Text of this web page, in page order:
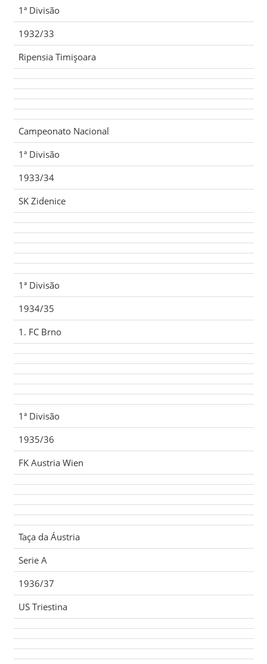
1ª Divisão
1932/33
Ripensia Timişoara
Campeonato Nacional
1ª Divisão
1933/34
SK Zidenice
1ª Divisão
1934/35
1. FC Brno
1ª Divisão
1935/36
FK Austria Wien
Taça da Áustria
Serie A
1936/37
US Triestina